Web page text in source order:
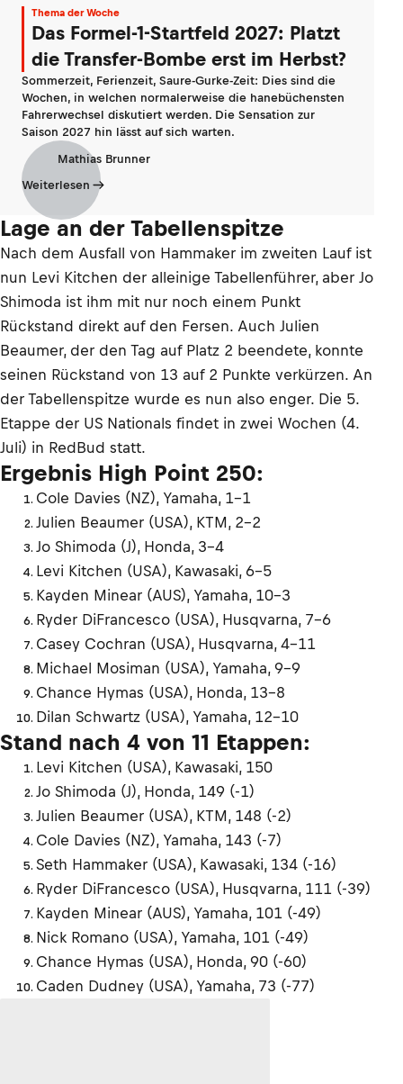
Thema der Woche
Das Formel-1-Startfeld 2027: Platzt
die Transfer-Bombe erst im Herbst?
Sommerzeit, Ferienzeit, Saure-Gurke-Zeit: Dies sind die
Wochen, in welchen normalerweise die hanebüchensten
Fahrerwechsel diskutiert werden. Die Sensation zur
Saison 2027 hin lässt auf sich warten.
Mathias Brunner
Weiterlesen
Lage an der Tabellenspitze
Nach dem Ausfall von Hammaker im zweiten Lauf ist
nun Levi Kitchen der alleinige Tabellenführer, aber Jo
Shimoda ist ihm mit nur noch einem Punkt
Rückstand direkt auf den Fersen. Auch Julien
Beaumer, der den Tag auf Platz 2 beendete, konnte
seinen Rückstand von 13 auf 2 Punkte verkürzen. An
der Tabellenspitze wurde es nun also enger. Die 5.
Etappe der US Nationals findet in zwei Wochen (4.
Juli) in RedBud statt.
Ergebnis High Point 250:
Cole Davies (NZ), Yamaha, 1–1
Julien Beaumer (USA), KTM, 2–2
Jo Shimoda (J), Honda, 3–4
Levi Kitchen (USA), Kawasaki, 6–5
Kayden Minear (AUS), Yamaha, 10–3
Ryder DiFrancesco (USA), Husqvarna, 7–6
Casey Cochran (USA), Husqvarna, 4–11
Michael Mosiman (USA), Yamaha, 9–9
Chance Hymas (USA), Honda, 13–8
Dilan Schwartz (USA), Yamaha, 12–10
Stand nach 4 von 11 Etappen:
Levi Kitchen (USA), Kawasaki, 150
Jo Shimoda (J), Honda, 149 (-1)
Julien Beaumer (USA), KTM, 148 (-2)
Cole Davies (NZ), Yamaha, 143 (-7)
Seth Hammaker (USA), Kawasaki, 134 (-16)
Ryder DiFrancesco (USA), Husqvarna, 111 (-39)
Kayden Minear (AUS), Yamaha, 101 (-49)
Nick Romano (USA), Yamaha, 101 (-49)
Chance Hymas (USA), Honda, 90 (-60)
Caden Dudney (USA), Yamaha, 73 (-77)